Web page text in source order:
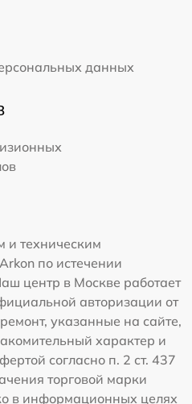
данных
и техническим
по истечении
центр в Москве работает
авторизации от
указанные на сайте,
характер и
согласно п. 2 ст. 437
торговой марки
в информационных целях